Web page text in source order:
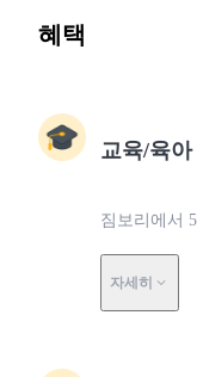
혜택
교육/육아
짐보리에서
자세히